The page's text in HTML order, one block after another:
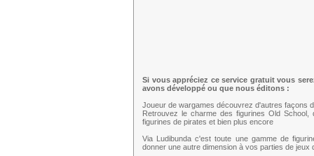
Si vous appréciez ce service gratuit vous
avons développé ou que nous éditons :
Joueur de wargames découvrez d'autres façons
Retrouvez le charme des figurines Old
figurines de pirates et bien plus encore
Via Ludibunda c'est toute une gamme de
donner une autre dimension à vos parties de jeux